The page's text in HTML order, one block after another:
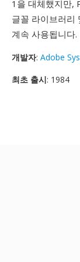
1을 대체했지만,
글꼴 라이브러리
계속 사용됩니다.
개발자: Adobe
최초 출시: 1984